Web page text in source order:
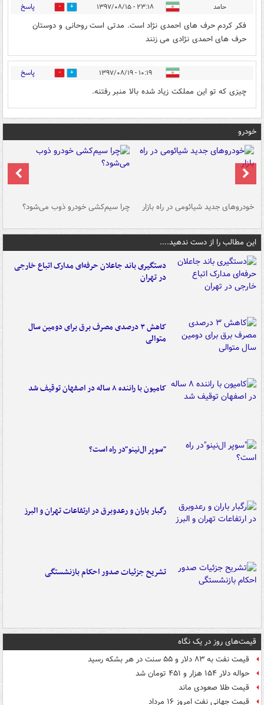
حامد ۲۳:۱۸ - ۱۳۹۷/۰۸/۱۵ 5 پاسخ
فکر کردم حرف های احمدی نژاد است. مدتی است روحانی و دوستان
حرف های احمدی نژادی می زنند
۱۰:۱۹ - ۱۳۹۷/۰۸/۱۹ 0 پاسخ
چیزی که تو این مملکت زیاد شده بالا منبر رفتنه.
خودرو
خودروهای جدید شیائومی در راه بازار چرا سیم‌کشی خودرو ذوب می‌شود؟
این مطالب را از دست ندهید....
دستگیری باند جاعلان حرفه‌ای مدارک اتباع خارجی
در تهران
کاهش ۳ درصدی مصرف برق برای دومین سال
متوالی
کامیون با راننده ۸ ساله در اصفهان توقیف شد
"سوپر ال‌نینو"در راه است؟
رگبار باران و رعدوبرق در ارتفاعات تهران و البرز
تشریح جزئیات صدور احکام بازنشستگی
قیمت‌های روز در یک نگاه
قیمت نفت به ۸۳ دلار و ۵۵ سنت در هر بشکه رسید
حواله دلار ۱۵۴ هزار و ۴۵۱ تومان شد
قیمت طلا صعودی ماند
قیمت جهانی نفت امروز ۱۶ مرداد